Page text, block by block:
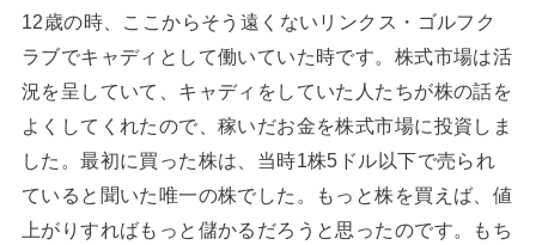
12歳の時、ここからそう遠くないリンクス・ゴルフク
ラブでキャディとして働いていた時です。株式市場は活
況を呈していて、キャディをしていた人たちが株の話を
よくしてくれたので、稼いだお金を株式市場に投資しま
した。最初に買った株は、当時1株5ドル以下で売られ
ていると聞いた唯一の株でした。もっと株を買えば、値
上がりすればもっと儲かるだろうと思ったのです。もち